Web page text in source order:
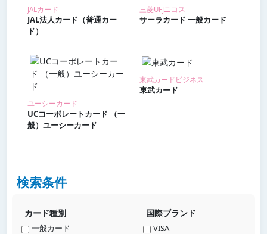
JALカード
JAL法人カード（普通カー
ド）
三菱UFJニコス
サーラカード 一般カード
ユーシーカード
UCコーポレートカード （一
般）ユーシーカード
東武カードビジネス
東武カード
検索条件
カード種別
一般カード
国際ブランド
VISA